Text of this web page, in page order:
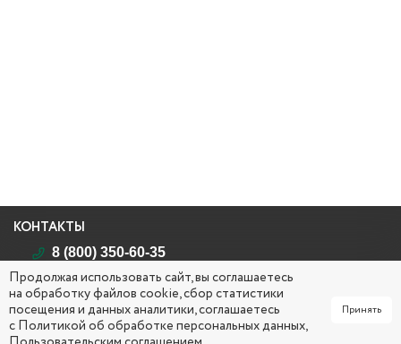
КОНТАКТЫ
8 (800) 350-60-35
Республика Саха (Якутия)
г. Якутск, ул. Кирова, д. 26
mail@yakcsm.ru
Продолжая использовать сайт, вы соглашаетесь
на обработку файлов cookie, сбор статистики
посещения и данных аналитики, соглашаетесь
сПолитикой об обработке персональных данных,
Принять